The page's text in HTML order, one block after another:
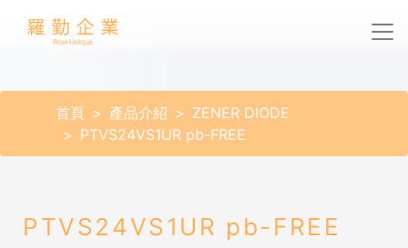
首頁 產品介紹
ZENER DIODE
PTVS24VS1UR pb-FREE
PTVS24VS1UR pb-FREE